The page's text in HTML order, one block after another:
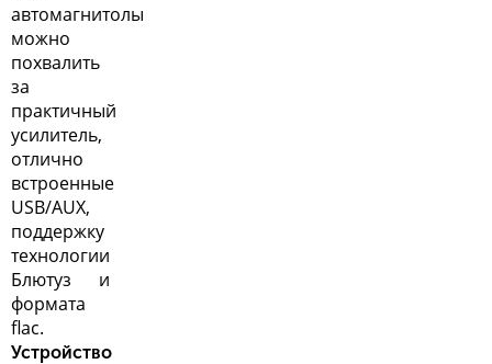
автомагнитолы
можно
похвалить
за
практичный
усилитель,
отлично
встроенные
USB/AUX,
поддержку
технологии
Блютуз и
формата
flac.
Устройство